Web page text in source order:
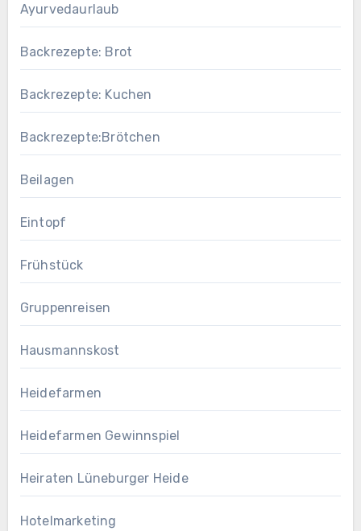
Ayurvedaurlaub
Backrezepte: Brot
Backrezepte: Kuchen
Backrezepte:Brötchen
Beilagen
Eintopf
Frühstück
Gruppenreisen
Hausmannskost
Heidefarmen
Heidefarmen Gewinnspiel
Heiraten Lüneburger Heide
Hotelmarketing